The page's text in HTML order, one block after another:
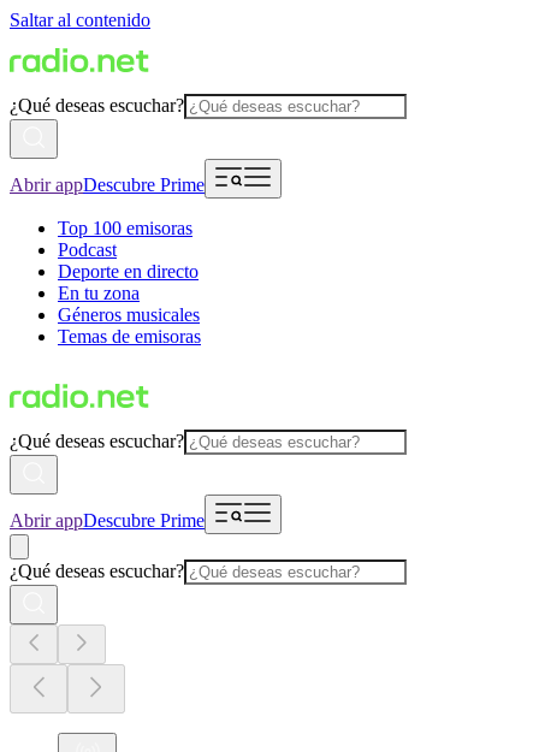
Saltar al contenido
¿Qué deseas escuchar?
Abrir appDescubre Prime
Top 100 emisoras
Podcast
Deporte en directo
En tu zona
Géneros musicales
Temas de emisoras
¿Qué deseas escuchar?
Abrir appDescubre Prime
¿Qué deseas escuchar?